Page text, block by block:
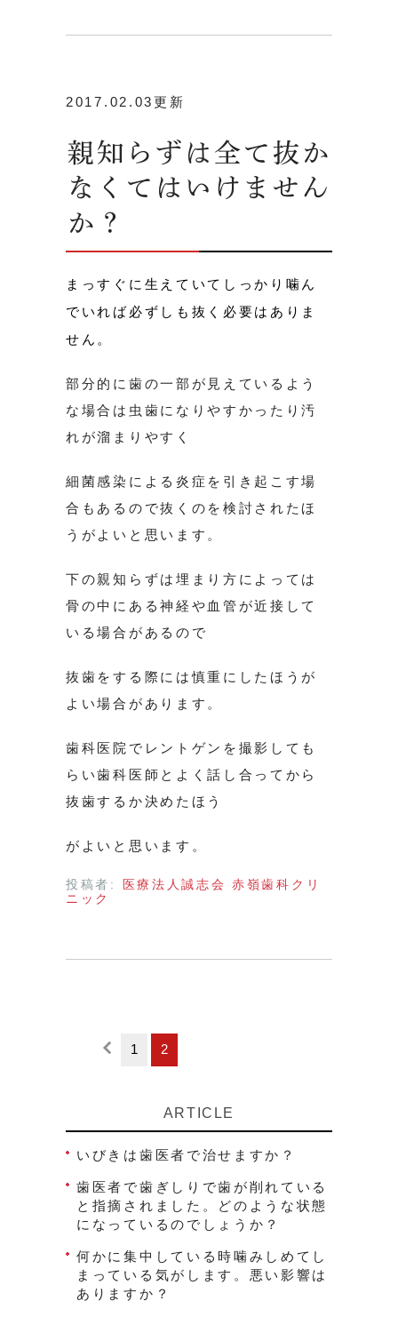
2017.02.03更新
親知らずは全て抜か
なくてはいけません
か？
まっすぐに生えていてしっかり噛ん
でいれば必ずしも抜く必要はありま
せん。
部分的に歯の一部が見えているよう
な場合は虫歯になりやすかったり汚
れが溜まりやすく
細菌感染による炎症を引き起こす場
合もあるので抜くのを検討されたほ
うがよいと思います。
下の親知らずは埋まり方によっては
骨の中にある神経や血管が近接して
いる場合があるので
抜歯をする際には慎重にしたほうが
よい場合があります。
歯科医院でレントゲンを撮影しても
らい歯科医師とよく話し合ってから
抜歯するか決めたほう
がよいと思います。
投稿者:
医療法人誠志会 赤嶺歯科クリ
ニック
1 2
ARTICLE
いびきは歯医者で治せますか？
歯医者で歯ぎしりで歯が削れている
と指摘されました。どのような状態
になっているのでしょうか？
何かに集中している時噛みしめてし
まっている気がします。悪い影響は
ありますか？